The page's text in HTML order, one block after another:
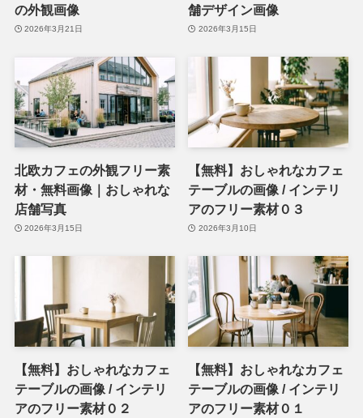
の外観画像
2026年3月21日
舗デザイン画像
2026年3月15日
北欧カフェの外観フリー素
材・無料画像｜おしゃれな
店舗写真
2026年3月15日
【無料】おしゃれなカフェ
テーブルの画像 / インテリ
アのフリー素材０３
2026年3月10日
【無料】おしゃれなカフェ
テーブルの画像 / インテリ
アのフリー素材０２
【無料】おしゃれなカフェ
テーブルの画像 / インテリ
アのフリー素材０１